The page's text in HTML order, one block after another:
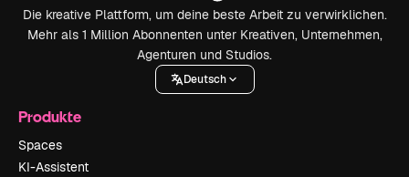
Die kreative Plattform, um deine beste Arbeit zu verwirklichen.
Mehr als 1 Million Abonnenten unter Kreativen, Unternehmen,
Agenturen und Studios.
Deutsch
Produkte
Spaces
KI-Assistent